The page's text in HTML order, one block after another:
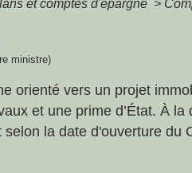
et comptes d'épargne >
ministre)
orienté vers un projet
et une prime d’État. À
la date d'ouverture du